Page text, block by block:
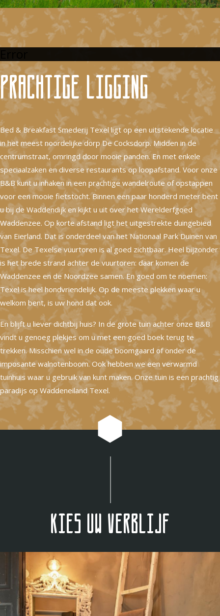
Prachtige ligging
Bed & Breakfast Smederij Texel ligt op een uitstekende locatie
in het meest noordelijke dorp De Cocksdorp. Midden in de
centrumstraat, omringd door mooie panden. En met enkele
speciaalzaken en diverse restaurants op loopafstand. Voor onze
B&B kunt u inhaken in een prachtige wandelroute of opstappen
voor een mooie fietstocht. Binnen een paar honderd meter bent
u bij de Waddendijk en kijkt u uit over het Werelderfgoed
Waddenzee. Op korte afstand ligt het uitgestrekte duingebied
van Eierland. Dat is onderdeel van het Nationaal Park Duinen van
Texel. De Texelse vuurtoren is al goed zichtbaar. Heel bijzonder
is het brede strand achter de vuurtoren: daar komen de
Waddenzee en de Noordzee samen. En goed om te noemen:
Texel is heel hondvriendelijk. Op de meeste plekken waar u
welkom bent, is uw hond dat ook.
En blijft u liever dichtbij huis? In de grote tuin achter onze B&B
vindt u genoeg plekjes om u met een goed boek terug te
trekken. Misschien wel in de oude boomgaard of onder de
imposante walnotenboom. Ook hebben we een verwarmd
tuinhuis waar u gebruik van kunt maken. Onze tuin is een prachtig
paradijs op Waddeneiland Texel.
Kies uw verblijf